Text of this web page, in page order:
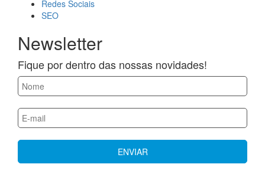
Redes Sociais
SEO
Newsletter
Fique por dentro das nossas novidades!